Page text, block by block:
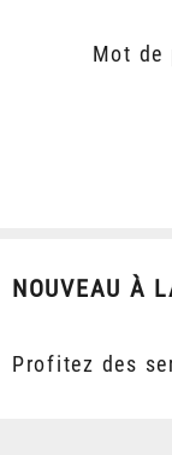
Mot de
NOUVEAU À
Profitez des